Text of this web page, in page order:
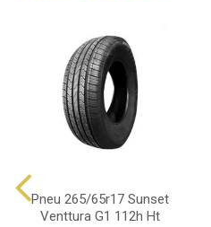
Pneu 265/65r17 Sunset
Venttura G1 112h Ht